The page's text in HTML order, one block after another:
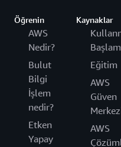
Öğrenin
AWS
Nedir?
Bulut
Bilgi
İşlem
nedir?
Etken
Yapay
Kaynaklar
Eğitim
AWS
Güven
AWS